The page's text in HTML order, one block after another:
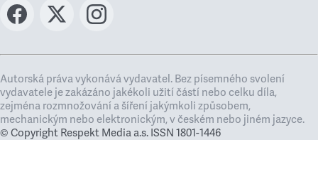
Autorská práva vykonává vydavatel. Bez písemného svolení
vydavatele je zakázáno jakékoli užití částí nebo celku díla,
zejména rozmnožování a šíření jakýmkoli způsobem,
mechanickým nebo elektronickým, v českém nebo jiném jazyce.
© Copyright Respekt Media a.s. ISSN 1801-1446